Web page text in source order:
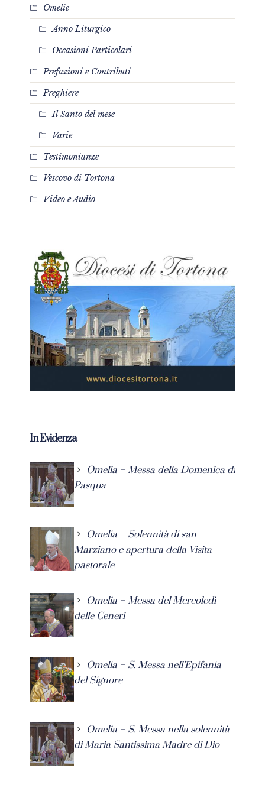
Omelie
Anno Liturgico
Occasioni Particolari
Prefazioni e Contributi
Preghiere
Il Santo del mese
Varie
Testimonianze
Vescovo di Tortona
Video e Audio
In Evidenza
Omelia – Messa della Domenica di
Pasqua
Omelia – Solennità di san
Marziano e apertura della Visita
pastorale
Omelia – Messa del Mercoledì
delle Ceneri
Omelia – S. Messa nell’Epifania
del Signore
Omelia – S. Messa nella solennità
di Maria Santissima Madre di Dio